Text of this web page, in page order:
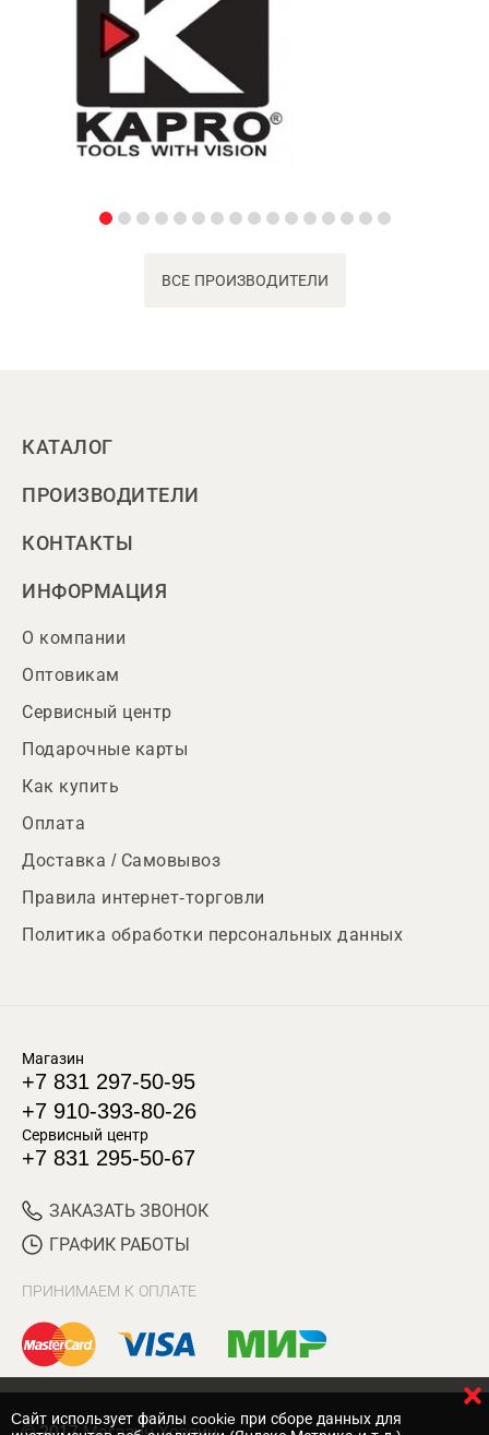
ВСЕ ПРОИЗВОДИТЕЛИ
КАТАЛОГ
ПРОИЗВОДИТЕЛИ
КОНТАКТЫ
ИНФОРМАЦИЯ
О компании
Оптовикам
Сервисный центр
Подарочные карты
Как купить
Оплата
Доставка / Самовывоз
Правила интернет-торговли
Политика обработки персональных данных
Магазин
+7 831 297-50-95
+7 910-393-80-26
Сервисный центр
+7 831 295-50-67
ЗАКАЗАТЬ ЗВОНОК
ГРАФИК РАБОТЫ
ПРИНИМАЕМ К ОПЛАТЕ
Cайт использует файлы cookie при сборе данных для